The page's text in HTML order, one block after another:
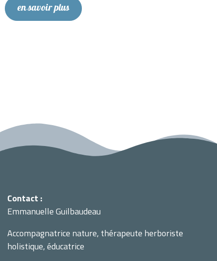
en savoir plus
Contact :
Emmanuelle Guilbaudeau
Accompagnatrice nature, thérapeute herboriste
holistique, éducatrice